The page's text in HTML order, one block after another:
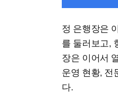
정 은행장은
를 둘러보고,
장은 이어서
운영 현황, 전
다.